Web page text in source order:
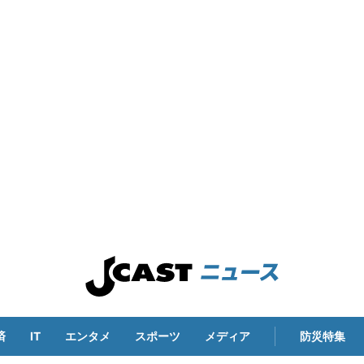
IT エンタメ スポーツ メディア 防災特集